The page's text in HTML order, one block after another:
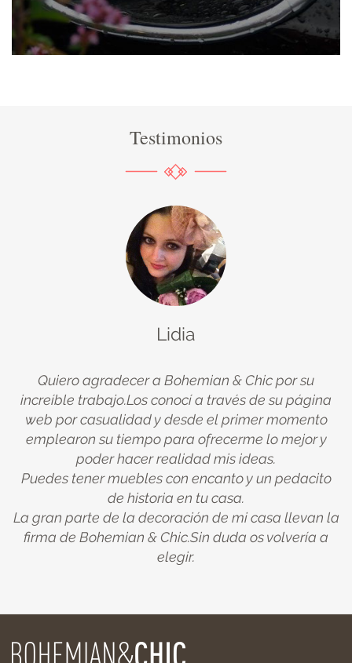
Testimonios
Lidia
Quiero agradecer a Bohemian & Chic por su
increíble trabajo.Los conocí a través de su página
web por casualidad y desde el primer momento
emplearon su tiempo para ofrecerme lo mejor y
poder hacer realidad mis ideas.
Puedes tener muebles con encanto y un pedacito
de historia en tu casa.
La gran parte de la decoración de mi casa llevan la
firma de Bohemian & Chic.Sin duda os volvería a
elegir.